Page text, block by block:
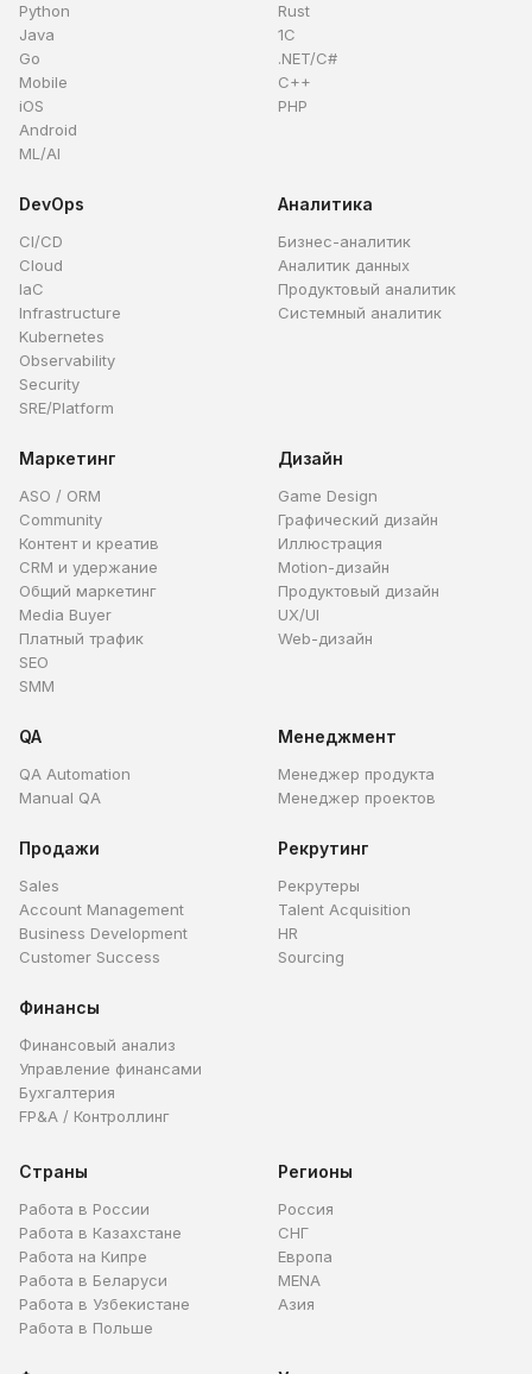
Python
Java
Go
Mobile
iOS
Android
ML/AI
Rust
1C
.NET/C#
C++
PHP
DevOps
CI/CD
Cloud
IaC
Infrastructure
Kubernetes
Observability
Security
SRE/Platform
Аналитика
Бизнес-аналитик
Аналитик данных
Продуктовый аналитик
Системный аналитик
Маркетинг
ASO / ORM
Community
Контент и креатив
CRM и удержание
Общий маркетинг
Media Buyer
Платный трафик
SEO
SMM
Дизайн
Game Design
Графический дизайн
Иллюстрация
Motion-дизайн
Продуктовый дизайн
UX/UI
Web-дизайн
QA
QA Automation
Manual QA
Менеджмент
Менеджер продукта
Менеджер проектов
Продажи
Sales
Account Management
Business Development
Customer Success
Рекрутинг
Рекрутеры
Talent Acquisition
HR
Sourcing
Финансы
Финансовый анализ
Управление финансами
Бухгалтерия
FP&A / Контроллинг
Страны
Работа в России
Работа в Казахстане
Работа на Кипре
Работа в Беларуси
Работа в Узбекистане
Работа в Польше
Регионы
Россия
СНГ
Европа
MENA
Азия